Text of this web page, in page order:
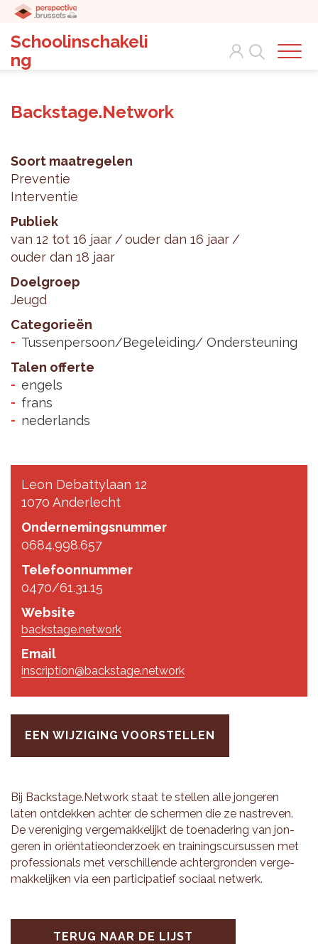
Schoolinschakeli
ng
Search
Backstage.Network
Soort maatregelen
Preventie
Interventie
Publiek
van 12 tot 16 jaar
ouder dan 16 jaar
ouder dan 18 jaar
Doelgroep
Jeugd
Categorieën
Tussenpersoon/Begeleiding/ Ondersteuning
Talen offerte
engels
frans
nederlands
Leon Debattylaan 12
1070 Anderlecht
Ondernemingsnummer
0684.998.657
Telefoonnummer
0470/61.31.15
Website
backstage.network
Email
inscription@backstage.network
EEN WIJZIGING VOORSTELLEN
Bij Back­sta­ge.Net­work staat te stel­len alle jon­ge­ren
laten ont­dek­ken ach­ter de scher­men die ze na­stre­ven.
De ver­e­ni­ging ver­ge­mak­ke­lijkt de toe­na­de­ring van jon­
ge­ren in oriënta­tie­on­der­zoek en trai­nings­cur­sus­sen met
pro­fes­si­o­nals met ver­schil­len­de ach­ter­gron­den ver­ge­
mak­ke­lij­ken via een par­ti­ci­pa­tief so­ci­aal net­werk.
TERUG NAAR DE LIJST